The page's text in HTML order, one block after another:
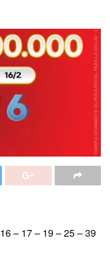
– 17 – 19 – 25 – 39